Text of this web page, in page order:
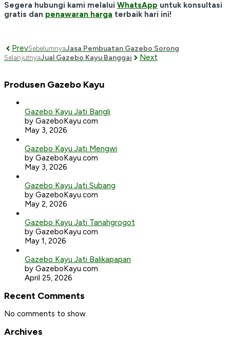
Segera hubungi kami melalui WhatsApp untuk konsultasi
gratis dan penawaran harga terbaik hari ini!
PrevSebelumnyaJasa Pembuatan Gazebo Sorong
SelanjutnyaJual Gazebo Kayu Banggai Next
Produsen Gazebo Kayu
Gazebo Kayu Jati Bangli
by GazeboKayu.com
May 3, 2026
Gazebo Kayu Jati Mengwi
by GazeboKayu.com
May 3, 2026
Gazebo Kayu Jati Subang
by GazeboKayu.com
May 2, 2026
Gazebo Kayu Jati Tanahgrogot
by GazeboKayu.com
May 1, 2026
Gazebo Kayu Jati Balikapapan
by GazeboKayu.com
April 25, 2026
Recent Comments
No comments to show.
Archives